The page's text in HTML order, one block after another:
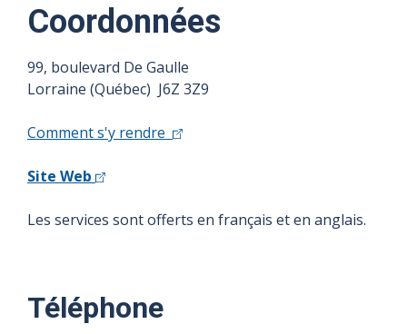
Coordonnées
99, boulevard De Gaulle
Lorraine (Québec) J6Z 3Z9
Comment s'y rendre
Site Web
Les services sont offerts en français et en anglais.
Téléphone